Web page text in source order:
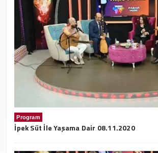
Program
İpek Süt İle Yaşama Dair 08.11.2020